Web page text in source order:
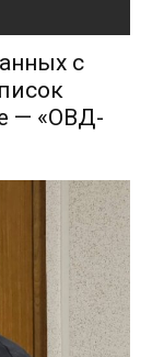
с
— «ОВД-